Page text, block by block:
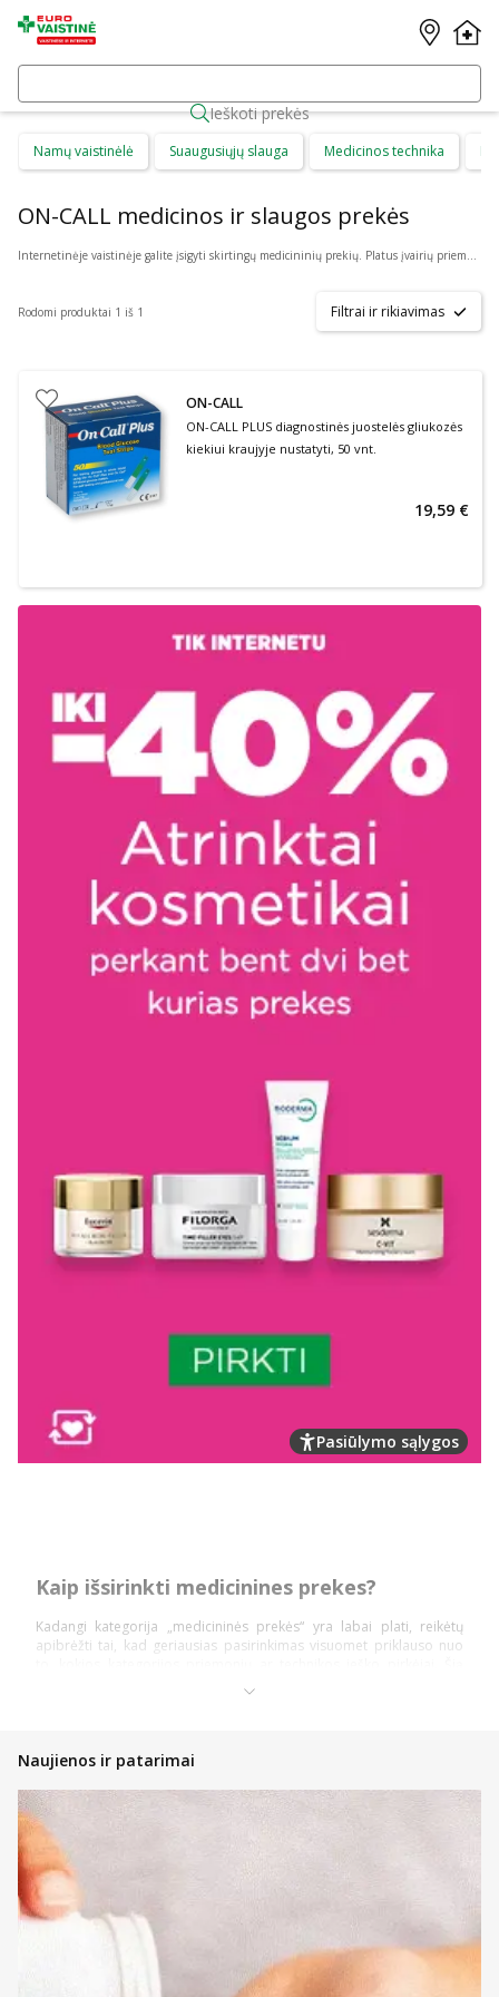
Ieškoti prekės
Namų vaistinėlė Suaugusiųjų slauga Medicinos technika
ON-CALL medicinos ir slaugos prekės
Internetinėje vaistinėje galite įsigyti skirtingų medicininių prekių. Platus įvairių priemonių ir technikos pasirinkimas leis visiems pirkėjams lengviau rasti tai, ko jie ieško. Šioje prekių kategorijoje yra daugybė skirtingų medicinos priemonių ir priedų, pradedant specialiais kremais ir pleistrais, baigiant kapsulėmis ar drėkinančiais akių lašais. Jeigu jums sunku apsispręsti, kurie produktai būtų geriausias ar tinkamiausias pasirinkimas, mūsų konsultantai gali jums patarti nuotoliniu būdu: internetu aktyviame pokalbio lange, el. paštu ar telefonu.
Rodomi produktai 1 iš 1 Filtrai ir rikiavimas
ON-CALL
ON-CALL PLUS diagnostinės juostelės gliukozės
kiekiui kraujyje nustatyti, 50 vnt.
19,59 €
Pasiūlymo sąlygos
Kaip išsirinkti medicinines prekes?
Kadangi kategorija „medicininės prekės“ yra labai plati, reikėtų
apibrėžti tai, kad geriausias pasirinkimas visuomet priklauso nuo
Pasidalinsime bendromis įžvalgomis, ką vertėtų žinoti kiekvienam
pirkėjui, nusprendusiam pirkti internetinėje vaistinėje, kad įsigytų
priemonių ir technikos nauda būtų pati didžiausia!
Atsidarykite prekės puslapyje ir perskaitykite aprašymą,
instrukcijas bei kitą aktualią informaciją;
Jeigu prekė patiko, tačiau norite dar pasidairyti po prekių
sugrįžti vėliau;
Nedvejokite konsultuotis su internetinės vaistinės komanda,
kad gautumėte profesionalų patarimą bet kuriuo klausimu;
Jeigu tai – ne vaistiniai preparatai, galite atkreipti dėmesį į
Naujienos ir patarimai